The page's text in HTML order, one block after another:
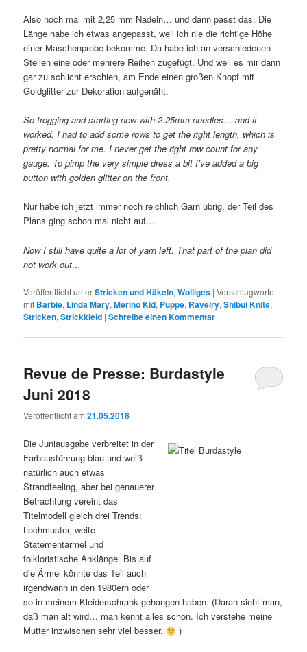
Also noch mal mit 2,25 mm Nadeln… und dann passt das. Die
Länge habe ich etwas angepasst, weil ich nie die richtige Höhe
einer Maschenprobe bekomme. Da habe ich an verschiedenen
Stellen eine oder mehrere Reihen zugefügt. Und weil es mir dann
gar zu schlicht erschien, am Ende einen großen Knopf mit
Goldglitter zur Dekoration aufgenäht.
So frogging and starting new with 2.25mm needles… and it
worked. I had to add some rows to get the right length, which is
pretty normal for me. I never get the right row count for any
gauge. To pimp the very simple dress a bit I’ve added a big
button with golden glitter on the front.
Nur habe ich jetzt immer noch reichlich Garn übrig, der Teil des
Plans ging schon mal nicht auf…
Now I still have quite a lot of yarn left. That part of the plan did
not work out…
Veröffentlicht unterStricken und Häkeln,Wolliges |Verschlagwortet
mit Barbie, Linda Mary,Merino Kid, Puppe, Ravelry,Shibui Knits,
Stricken,Strickkleid |Schreibe einen Kommentar
Revue de Presse: Burdastyle
Juni 2018
Veröffentlicht am21.05.2018
Die Juniausgabe verbreitet in der
Farbausführung blau und weiß
natürlich auch etwas
Strandfeeling, aber bei genauerer
Betrachtung vereint das
Titelmodell gleich drei Trends:
Lochmuster, weite
Statementärmel und
folkloristische Anklänge. Bis auf
die Ärmel könnte das Teil auch
irgendwann in den 1980ern oder
so in meinem Kleiderschrank gehangen haben. (Daran sieht man,
daß man alt wird… man kennt alles schon. Ich verstehe meine
Mutter inzwischen sehr viel besser.
)